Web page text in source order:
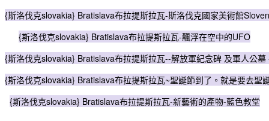
{斯洛伐克slovakia} Bratislava布拉提斯拉瓦-斯洛伐克國家美術館
{斯洛伐克slovakia} Bratislava布拉提斯拉瓦-飄浮在空中的UFO
{斯洛伐克slovakia} Bratislava布拉提斯拉瓦--解放軍紀念碑 及軍人公墓
{斯洛伐克slovakia} Bratislava布拉提斯拉瓦~聖誕節到了。就是要去聖
{斯洛伐克slovakia} Bratislava布拉提斯拉瓦-新藝術的產物-藍色教堂